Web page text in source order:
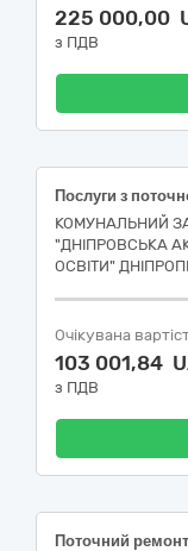
225 000,00
з ПДВ
КОМУНАЛЬНИЙ
"ДНІПРОВСЬКА
ОСВІТИ"
Очікувана
103 001,84
з ПДВ